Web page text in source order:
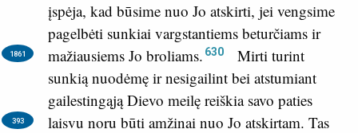
įspėja, kad būsime nuo Jo atskirti, jei vengsime
pagelbėti sunkiai vargstantiems beturčiams ir
mažiausiems Jo broliams. 630
1861
Mirti turint
sunkią nuodėmę ir nesigailint bei atstumiant
gailestingąją Dievo meilę reiškia savo paties
laisvu noru būti amžinai nuo Jo atskirtam.
393
Tas